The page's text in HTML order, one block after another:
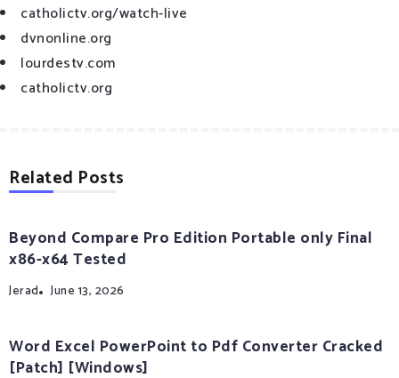
catholictv.org/watch-live
dvnonline.org
lourdestv.com
catholictv.org
Related Posts
Beyond Compare Pro Edition Portable only Final
x86-x64 Tested
Jerad June 13, 2026
Word Excel PowerPoint to Pdf Converter Cracked
[Patch] [Windows]